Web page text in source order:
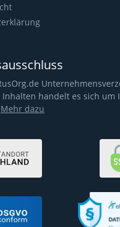
Inhalten handelt es sich um
Mehr dazu